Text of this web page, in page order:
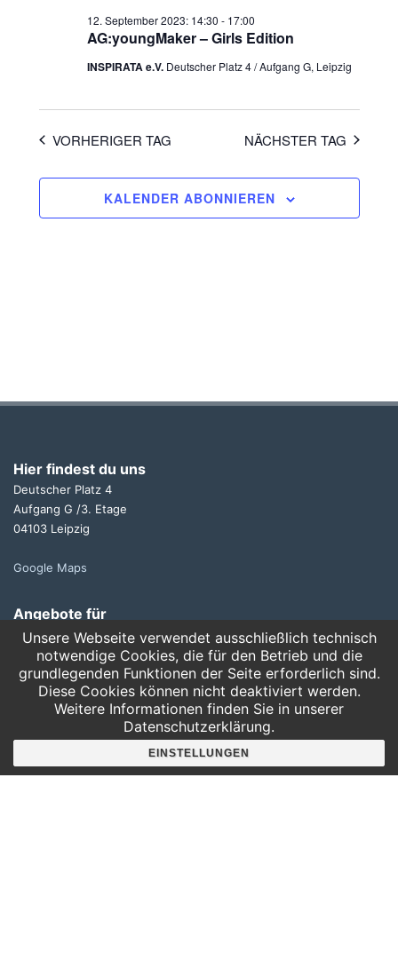
AG:youngMaker – Girls Edition
12. September 2023: 14:30 - 17:00
INSPIRATA e.V. Deutscher Platz 4 / Aufgang G, Leipzig
VORHERIGER TAG NÄCHSTER TAG
KALENDER ABONNIEREN
Hier findest du uns
Deutscher Platz 4
Aufgang G /3. Etage
04103 Leipzig
Google Maps
Angebote für
Kindergärten
Grundschulen
Oberschule und Gymnasium
Sonderpädagogik
Telefon:
Service
Unsere Webseite verwendet ausschließlich technisch
notwendige Cookies, die für den Betrieb und die
grundlegenden Funktionen der Seite erforderlich sind.
Diese Cookies können nicht deaktiviert werden.
Weitere Informationen finden Sie in unserer
Datenschutzerklärung.
EINSTELLUNGEN